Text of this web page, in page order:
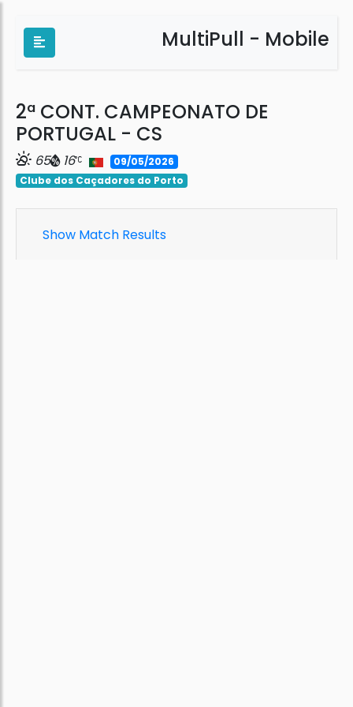
MultiPull - Mobile
2ª CONT. CAMPEONATO DE
PORTUGAL - CS
65 16
09/05/2026
Clube dos Caçadores do Porto
Show Match Results